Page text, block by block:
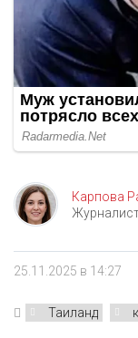
Карпова
25.11.2025 в 14:27
Таиланд